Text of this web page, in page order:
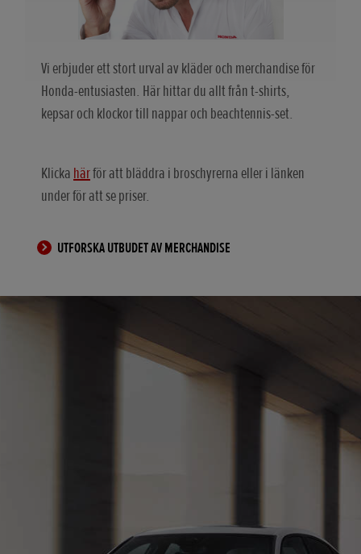
Vi erbjuder ett stort urval av kläder och merchandise för
Honda-entusiasten. Här hittar du allt från t-shirts,
kepsar och klockor till nappar och beachtennis-set.
Klicka härför att bläddra i broschyrerna eller i länken
under för att se priser.
UTFORSKA UTBUDET AV MERCHANDISE